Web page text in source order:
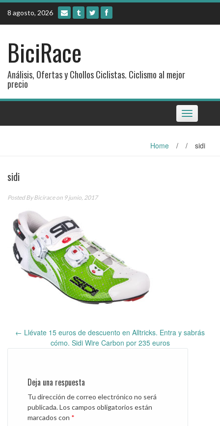
Skip
content
8 agosto, 2026
BiciRace
Análisis, Ofertas y Chollos Ciclistas. Ciclismo al mejor
precio
Toggle
navigation
Home / / sidi
sidi
Posted ByBiciraceon 9 junio, 2017
navigation
← Llévate 15 euros de descuento en Alltricks. Entra y sabrás
cómo. Sidi Wire Carbon por 235 euros
Deja una respuesta
Tu dirección de correo electrónico no será
publicada.Los campos obligatorios están
marcados con *